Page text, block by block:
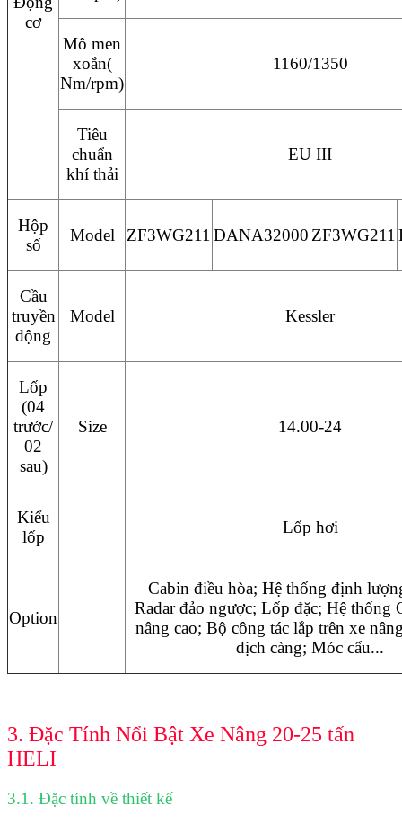
cơ
Mô men
xoắn(
Nm/rpm)
1160/1350
Tiêu
chuẩn
khí thải
EU III
Hộp
số
Model ZF3WG211 DANA32000 ZF3WG211
Cầu
truyền
động
Model Kessler
Lốp
(04
trước/
02
sau)
Size 14.00-24
Kiểu
lốp
Lốp hơi
Option
Cabin điều hòa; Hệ thống định
Radar đảo ngược; Lốp đặc; Hệ thống
nâng cao; Bộ công tác lắp trên xe
dịch càng; Móc cẩu...
3. Đặc Tính Nổi Bật Xe Nâng 20-25 tấn
HELI
3.1. Đặc tính về thiết kế